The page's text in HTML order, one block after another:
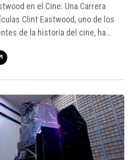
en el Cine: Una Carrera
Clint Eastwood, uno de los
de la historia del cine, ha
ha decidido retirarse de la